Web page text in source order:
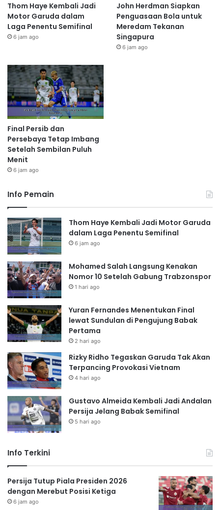
Thom Haye Kembali Jadi
Motor Garuda dalam
Laga Penentu Semifinal
6 jam ago
John Herdman Siapkan
Penguasaan Bola untuk
Meredam Tekanan
Singapura
6 jam ago
Final Persib dan
Persebaya Tetap Imbang
Setelah Sembilan Puluh
Menit
6 jam ago
Info Pemain
Thom Haye Kembali Jadi Motor Garuda
dalam Laga Penentu Semifinal
6 jam ago
Mohamed Salah Langsung Kenakan
Nomor 10 Setelah Gabung Trabzonspor
1 hari ago
Yuran Fernandes Menentukan Final
lewat Sundulan di Pengujung Babak
Pertama
2 hari ago
Rizky Ridho Tegaskan Garuda Tak Akan
Terpancing Provokasi Vietnam
4 hari ago
Gustavo Almeida Kembali Jadi Andalan
Persija Jelang Babak Semifinal
5 hari ago
Info Terkini
Persija Tutup Piala Presiden 2026
dengan Merebut Posisi Ketiga
6 jam ago